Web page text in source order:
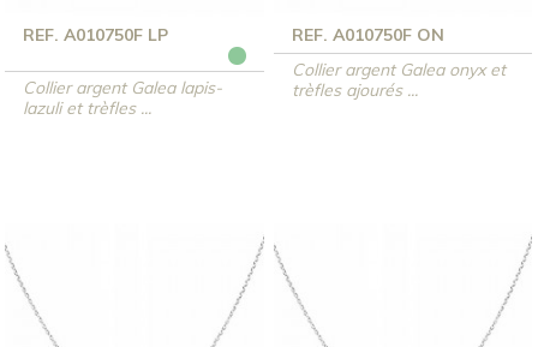
REF. A010750F LP
Collier argent Galea lapis-
lazuli et trèfles ...
REF. A010750F ON
Collier argent Galea onyx et
trèfles ajourés ...